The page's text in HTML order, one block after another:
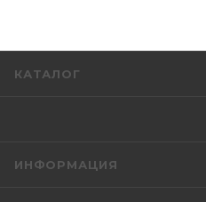
КАТАЛОГ
ИНФОРМАЦИЯ